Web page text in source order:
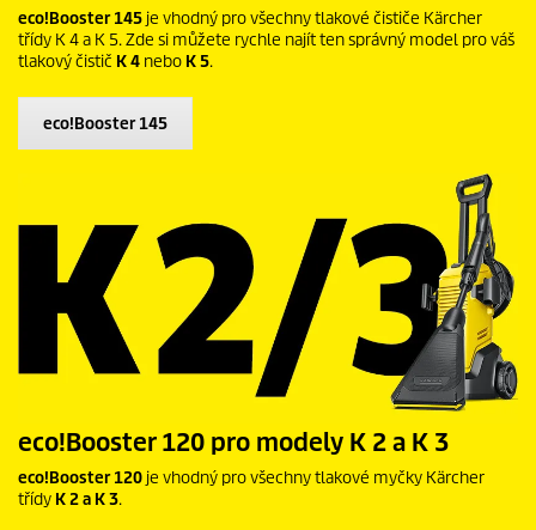
eco!Booster145 je vhodný pro všechny tlakové čističe Kärcher
třídy K 4 a K 5. Zde si můžete rychle najít ten správný model pro váš
tlakový čistič K 4 nebo K 5.
eco!Booster145
eco!Booster120 pro modely K 2 a K 3
eco!Booster120 je vhodný pro všechny tlakové myčky Kärcher
třídy K 2 a K 3.